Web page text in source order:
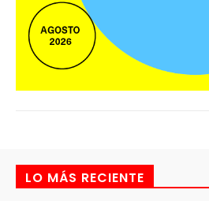
LO MÁS RECIENTE